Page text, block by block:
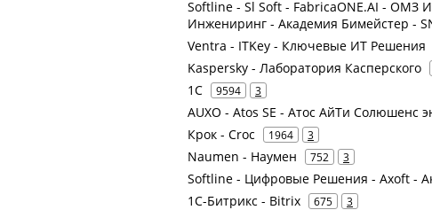
Softline - Sl Soft - FabricaONE.AI - ОМЗ
Инжениринг - Академия Бимейстер -
Ventra - ITKey - Ключевые ИТ Решения
Kaspersky - Лаборатория Касперского
1С 9594 3
AUXO - Atos SE - Атос АйТи Солюшенс
Крок - Croc 1964 3
Naumen - Наумен 752 3
Softline - Цифровые Решения - Axoft -
1С-Битрикс - Bitrix 675 3